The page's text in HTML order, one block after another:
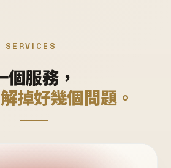
SERVICES
個服務，
掉好幾個問題。